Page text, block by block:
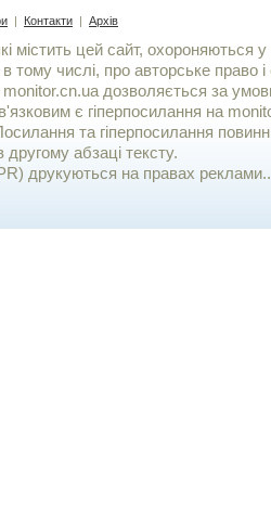
| Контакти | Архів
містить цей сайт, охороняються у
тому числі, про авторське право і
дозволяється за
є гiперпосилання на
та гіперпосилання
абзаці тексту.
друкуються на правах реклами..